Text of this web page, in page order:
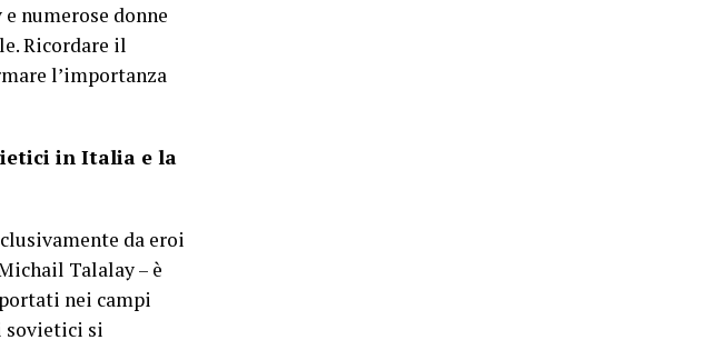
numerose donne
Ricordare il
l’importanza
in Italia e la
da eroi
Talalay – è
nei campi
sovietici si